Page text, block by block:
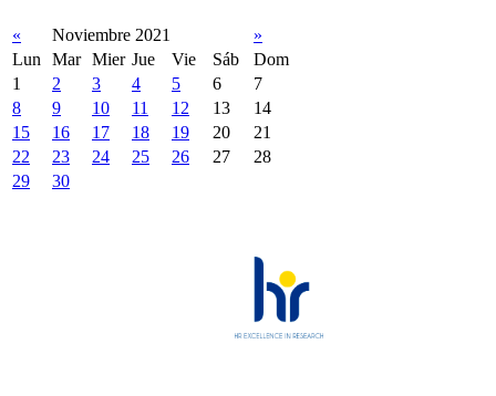
« Noviembre 2021
»
Lun
Mar Mier Jue Vie Sáb
Dom
1
2 3 4 5 6
7
8
9 10 11 12 13
14
15
16 17 18 19 20
21
22
23 24 25 26 27
28
29
30